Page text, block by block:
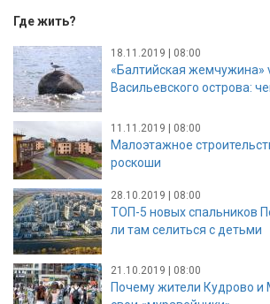
Где жить?
18.11.2019 | 08:00
«Балтийская жемчужина»
Васильевского острова:
11.11.2019 | 08:00
Малоэтажное
роскоши
28.10.2019 | 08:00
ТОП-5 новых спальников
ли там селиться с детьми
21.10.2019 | 08:00
Почему жители Кудрово